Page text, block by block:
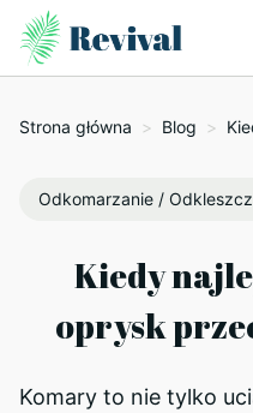
Strona główna > Blog >
Odkomarzanie /
Kiedy
oprysk
Komary to nie tylko